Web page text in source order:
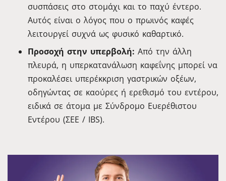
συσπάσεις στο στομάχι και το παχύ έντερο.
Αυτός είναι ο λόγος που ο πρωινός καφές
λειτουργεί συχνά ως φυσικό καθαρτικό.
Προσοχή στην υπερβολή: Από την άλλη
πλευρά, η υπερκατανάλωση καφεΐνης μπορεί να
προκαλέσει υπερέκκριση γαστρικών οξέων,
οδηγώντας σε καούρες ή ερεθισμό του εντέρου,
ειδικά σε άτομα με Σύνδρομο Ευερέθιστου
Εντέρου (ΣΕΕ / IBS).